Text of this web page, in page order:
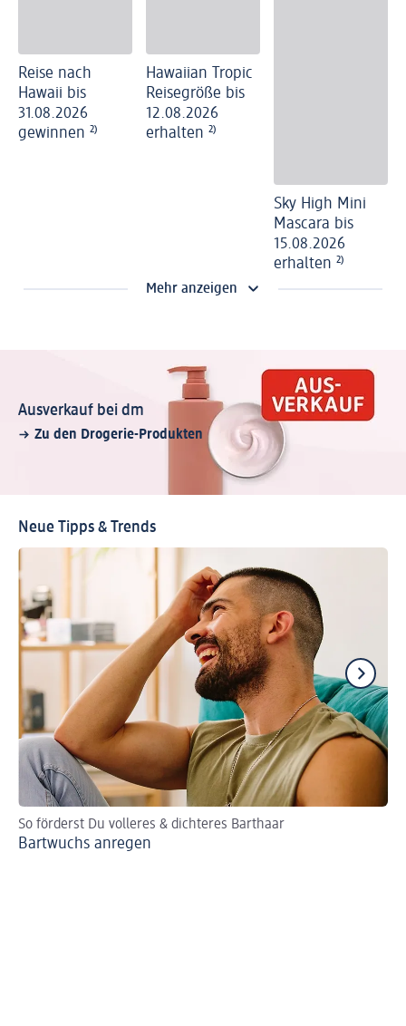
Reise nach
Hawaii bis
31.08.2026
gewinnen ²⁾
Hawaiian Tropic
Reisegröße bis
12.08.2026
erhalten ²⁾
Sky High Mini
Mascara bis
15.08.2026
erhalten ²⁾
Mehr anzeigen
Ausverkauf bei dm
Zu den Drogerie-Produkten
Neue Tipps & Trends
So förderst Du volleres & dichteres Barthaar
Bartwuchs anregen